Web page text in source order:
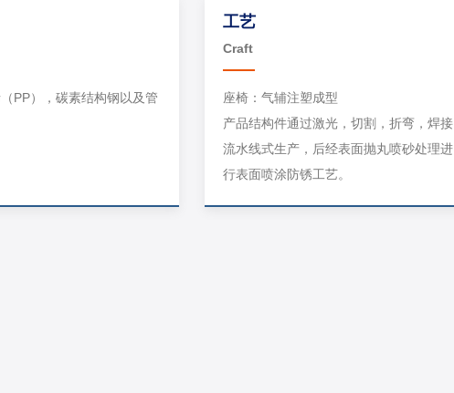
PP），碳素结构钢以及管
工艺
Craft
座椅：气辅注塑成型
产品结构件通过激光，切割，折弯，焊接
流水线式生产，后经表面抛丸喷砂处理进
行表面喷涂防锈工艺。